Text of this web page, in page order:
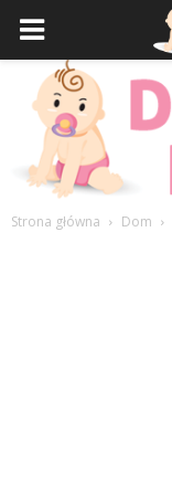
Strona główna Dom